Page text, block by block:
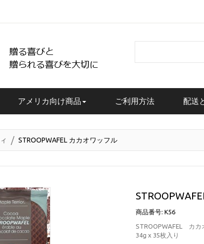
アメリカ向け商品 ご利用方法 配送
STROOPWAFEL カカオワッフル
商品番号: K56
STROOPWAFEL カカ
34g x 35枚入り